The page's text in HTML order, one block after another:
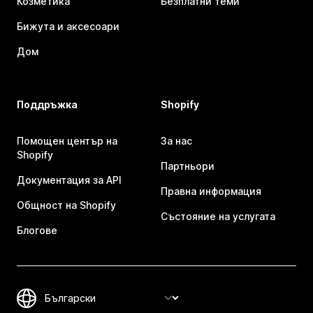
Бижута и аксесоари
Дом
Поддръжка
Помощен център на
Shopify
Документация за API
Общност на Shopify
Блогове
Shopify
За нас
Партньори
Правна информация
Състояние на услугата